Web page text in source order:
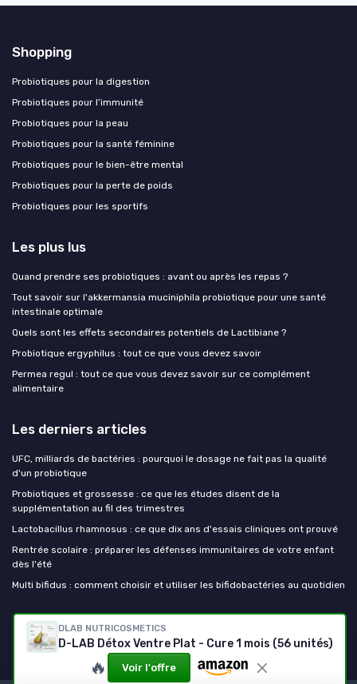
DLAB NUTRICOSMETICS
D-LAB Détox Ventre Plat - Cure 1 mois (56 unités)
🔥 Voir l'offre
Shopping
Probiotiques pour la digestion
Probiotiques pour l’immunité
Probiotiques pour la peau
Probiotiques pour la santé féminine
Probiotiques pour le bien-être mental
Probiotiques pour la perte de poids
Probiotiques pour les sportifs
Les plus lus
Quand prendre ses probiotiques : avant ou après les repas ?
Tout savoir sur l'akkermansia muciniphila probiotique pour une santé
intestinale optimale
Quels sont les effets secondaires potentiels de Lactibiane ?
Probiotique ergyphilus : tout ce que vous devez savoir
Permea regul : tout ce que vous devez savoir sur ce complément
alimentaire
Les derniers articles
UFC, milliards de bactéries : pourquoi le dosage ne fait pas la qualité
d'un probiotique
Probiotiques et grossesse : ce que les études disent de la
supplémentation au fil des trimestres
Lactobacillus rhamnosus : ce que dix ans d'essais cliniques ont prouvé
Rentrée scolaire : préparer les défenses immunitaires de votre enfant
dès l'été
Multi bifidus : comment choisir et utiliser les bifidobactéries au quotidien
Mes probiotiques